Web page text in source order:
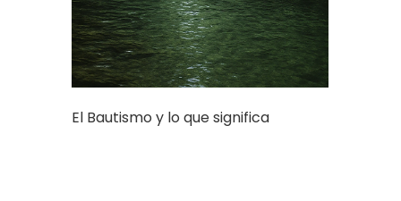
El Bautismo y lo que significa